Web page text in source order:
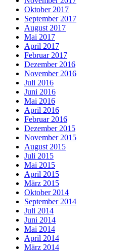
Oktober 2017
September 2017
August 2017
Mai 2017
April 2017
Februar 2017
Dezember 2016
November 2016
Juli 2016
Juni 2016
Mai 2016
April 2016
Februar 2016
Dezember 2015
November 2015
August 2015
Juli 2015
Mai 2015
April 2015
März 2015
Oktober 2014
September 2014
Juli 2014
Juni 2014
Mai 2014
April 2014
März 2014